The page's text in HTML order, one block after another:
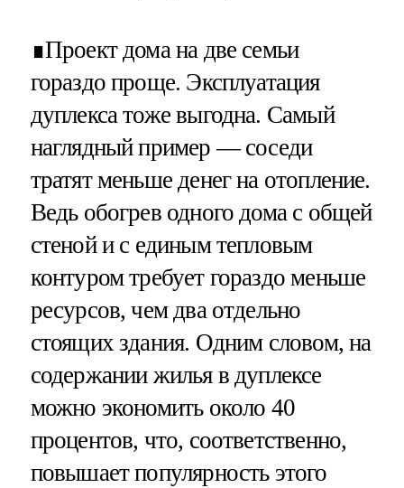
∎Проект дома на две семьи
гораздо проще. Эксплуатация
дуплекса тоже выгодна. Самый
наглядный пример — соседи
тратят меньше денег на отопление.
Ведь обогрев одного дома с общей
стеной и с единым тепловым
контуром требует гораздо меньше
ресурсов, чем два отдельно
стоящих здания. Одним словом, на
содержании жилья в дуплексе
можно экономить около 40
процентов, что, соответственно,
повышает популярность этого